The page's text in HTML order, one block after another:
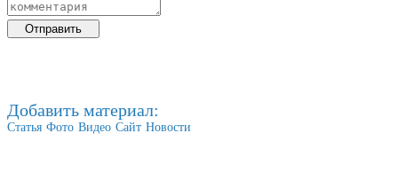
Добавить материал:
Статья Фото Видео Сайт Новости